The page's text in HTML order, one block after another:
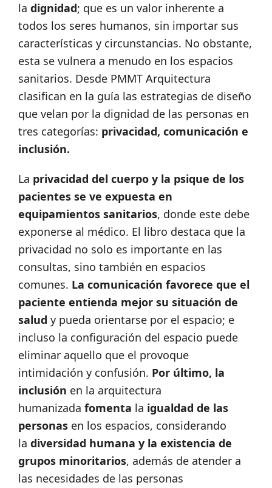
la dignidad; que es un valor inherente a
todos los seres humanos, sin importar sus
características y circunstancias. No obstante,
esta se vulnera a menudo en los espacios
sanitarios. Desde PMMT Arquitectura
clasifican en la guía las estrategias de diseño
que velan por la dignidad de las personas en
tres categorías: privacidad, comunicación e
inclusión.
La privacidad del cuerpo y la psique de los
pacientes se ve expuesta en
equipamientos sanitarios, donde este debe
exponerse al médico. El libro destaca que la
privacidad no solo es importante en las
consultas, sino también en espacios
comunes. La comunicación favorece que el
paciente entienda mejor su situación de
salud y pueda orientarse por el espacio; e
incluso la configuración del espacio puede
eliminar aquello que el provoque
intimidación y confusión. Por último, la
inclusión en la arquitectura
humanizada fomenta la igualdad de las
personas en los espacios, considerando
la diversidad humana y la existencia de
grupos minoritarios, además de atender a
las necesidades de las personas